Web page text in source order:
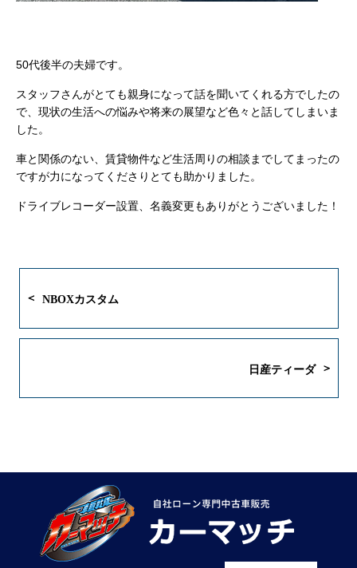
50代後半の夫婦です。
スタッフさんがとても親身になって話を聞いてくれる方でしたの
で、現状の生活への悩みや将来の展望など色々と話してしまいま
した。
車と関係のない、賃貸物件など生活周りの相談までしてまったの
ですが力になってくださりとても助かりました。
ドライブレコーダー設置、名義変更もありがとうございました！
NBOXカスタム
日産ティーダ